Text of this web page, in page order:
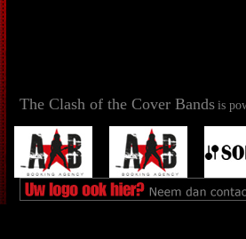
The Clash of the Cover Bands is